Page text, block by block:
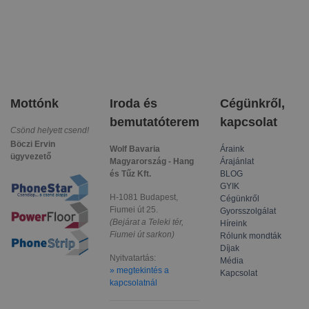
Mottónk
Csönd helyett csend!
Böczi Ervin
ügyvezető
Iroda és
bemutatóterem
Wolf Bavaria
Magyarország - Hang
és Tűz Kft.
H-1081 Budapest,
Fiumei út 25.
(Bejárat a Teleki tér,
Fiumei út sarkon)
Nyitvatartás:
» megtekintés a
kapcsolatnál
Cégünkről,
kapcsolat
Áraink
Árajánlat
BLOG
GYIK
Cégünkről
Gyorsszolgálat
Híreink
Rólunk mondták
Díjak
Média
Kapcsolat